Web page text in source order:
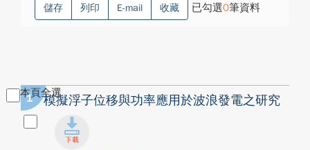
儲存 列印 E-mail 收藏 已勾選0筆資料
本頁全選
1 模擬浮子位移與功率應用於波浪發電之研究